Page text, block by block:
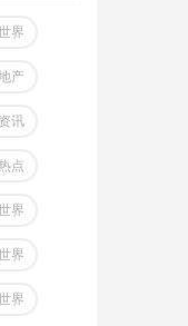
界
产
讯
点
界
界
界